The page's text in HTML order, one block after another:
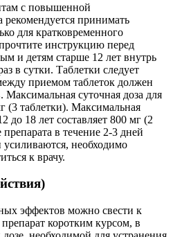
с повышенной
рекомендуется принимать
для кратковременного
инструкцию перед
и детям старше 12 лет внутрь
в сутки. Таблетки следует
приемом таблеток должен
Максимальная суточная доза для
(3 таблетки). Максимальная
до 18 лет составляет 800 мг (2
в течение 2-3 дней
необходимо
к врачу.
эффектов можно свести к
коротким курсом, в